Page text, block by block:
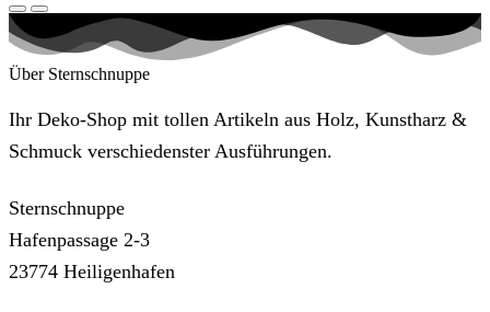
Über Sternschnuppe
Ihr Deko-Shop mit tollen Artikeln aus Holz, Kunstharz &
Schmuck verschiedenster Ausführungen.
Sternschnuppe
Hafenpassage 2-3
23774 Heiligenhafen